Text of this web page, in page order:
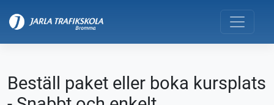
Beställ paket eller boka kursplats